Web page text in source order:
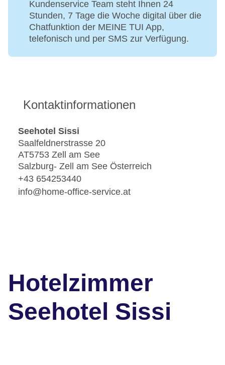
Kundenservice Team steht Ihnen 24
Stunden, 7 Tage die Woche digital über die
Chatfunktion der MEINE TUI App,
telefonisch und per SMS zur Verfügung.
Kontaktinformationen
Seehotel Sissi
Saalfeldnerstrasse 20
AT5753 Zell am See
Salzburg- Zell am See Österreich
+43 654253440
info@home-office-service.at
Hotelzimmer
Seehotel Sissi